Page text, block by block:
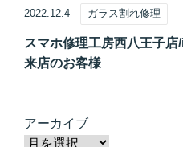
2022.12.4 ガラス割れ修理
スマホ修理工房西八王子
来店のお客様
アーカイブ